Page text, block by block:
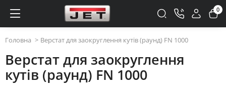
0
Головна Верстат для заокруглення кутів (раунд) FN 1000
Верстат для заокруглення
кутів (раунд) FN 1000